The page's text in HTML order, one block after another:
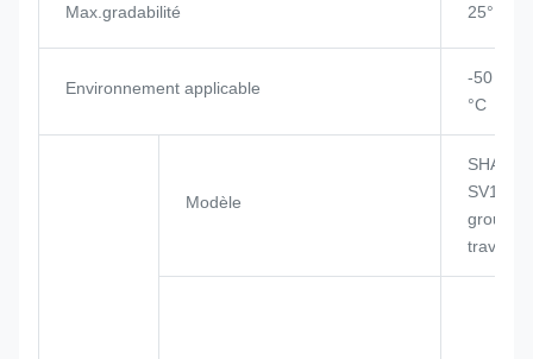
Max.gradabilité 25°
Environnement applicable
-50 °C
°C
Modèle
groupe
travail